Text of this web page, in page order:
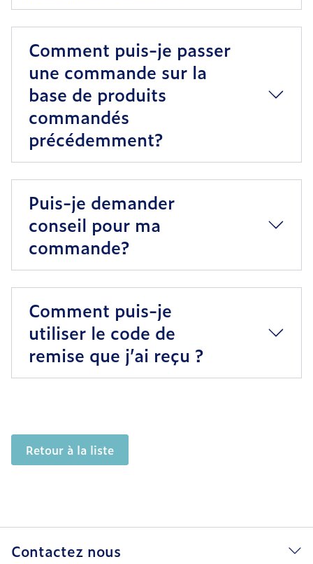
Comment puis-je passer
une commande sur la
base de produits
commandés
précédemment?
Puis-je demander
conseil pour ma
commande?
Comment puis-je
utiliser le code de
remise que j’ai reçu ?
Retour à la liste
Contactez nous